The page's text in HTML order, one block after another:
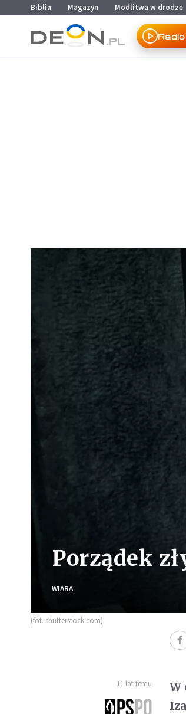
Przejdź do menu głównego
Przejdź do treści
Biblia Magazyn Modlitwa w drodze
Porządek
WIARA
(fot. shutterstock.com)
11 lat temu
W